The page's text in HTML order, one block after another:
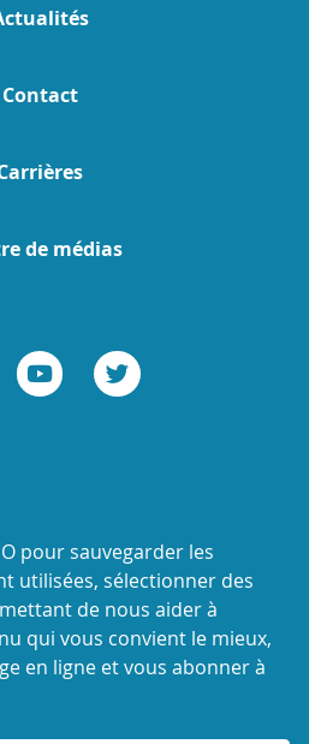
Contact
de médias
pour sauvegarder les
utilisées, sélectionner des
de nous aider à
qui vous convient le mieux,
en ligne et vous abonner à